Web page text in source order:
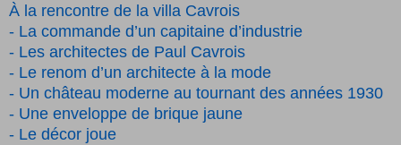
À la rencontre de la villa Cavrois
- La commande d’un capitaine d’industrie
- Les architectes de Paul Cavrois
-­ Le renom d’un architecte à la mode
-­ Un château moderne au tournant des années 1930
-­ Une enveloppe de brique jaune
-­ Le décor joue